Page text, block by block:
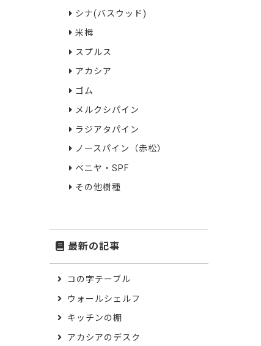
シナ(バスウッド)
米栂
スプルス
アカシア
ゴム
メルクシパイン
ラジアタパイン
ノースパイン（赤松）
ベニヤ・SPF
その他樹種
最新の記事
コの字テーブル
ウォールシェルフ
キッチンの棚
アカシアのデスク